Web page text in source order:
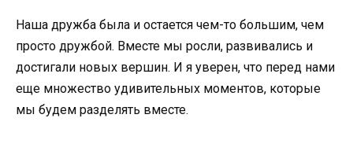
Наша дружба была и остается чем-то большим, чем
просто дружбой. Вместе мы росли, развивались и
достигали новых вершин. И я уверен, что перед нами
еще множество удивительных моментов, которые
мы будем разделять вместе.